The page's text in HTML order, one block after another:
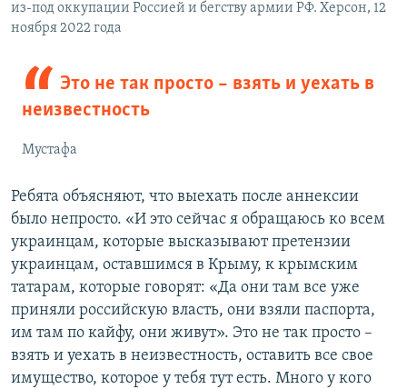
из-под оккупации Россией и бегству армии РФ. Херсон, 12
ноября 2022 года
Это не так просто – взять и уехать в
неизвестность
Мустафа
Ребята объясняют, что выехать после аннексии
было непросто. «И это сейчас я обращаюсь ко всем
украинцам, которые высказывают претензии
украинцам, оставшимся в Крыму, к крымским
татарам, которые говорят: «Да они там все уже
приняли российскую власть, они взяли паспорта,
им там по кайфу, они живут». Это не так просто –
взять и уехать в неизвестность, оставить все свое
имущество, которое у тебя тут есть. Много у кого